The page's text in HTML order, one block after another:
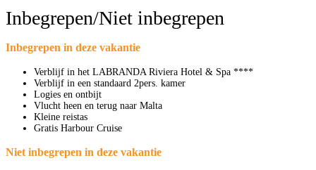
Inbegrepen/Niet inbegrepen
Inbegrepen in deze vakantie
Verblijf in het LABRANDA Riviera Hotel & Spa ****
Verblijf in een standaard 2pers. kamer
Logies en ontbijt
Vlucht heen en terug naar Malta
Kleine reistas
Gratis Harbour Cruise
Niet inbegrepen in deze vakantie